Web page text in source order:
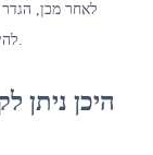
לאחר מכן,
להימנע מעיניים סקרניות. וזהו; אבטחת את הדומיין שלך.
היכן ניתן